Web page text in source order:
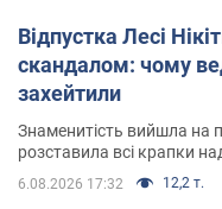
Відпустка Лесі
скандалом: чому
захейтили
Знаменитість вийшла на
розставила всі крапки
6.08.2026 17:32 12,2 т.